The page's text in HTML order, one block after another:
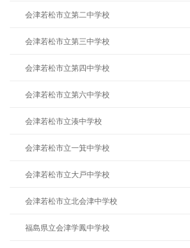
会津若松市立第二中学校
会津若松市立第三中学校
会津若松市立第四中学校
会津若松市立第六中学校
会津若松市立湊中学校
会津若松市立一箕中学校
会津若松市立大戸中学校
会津若松市立北会津中学校
福島県立会津学鳳中学校